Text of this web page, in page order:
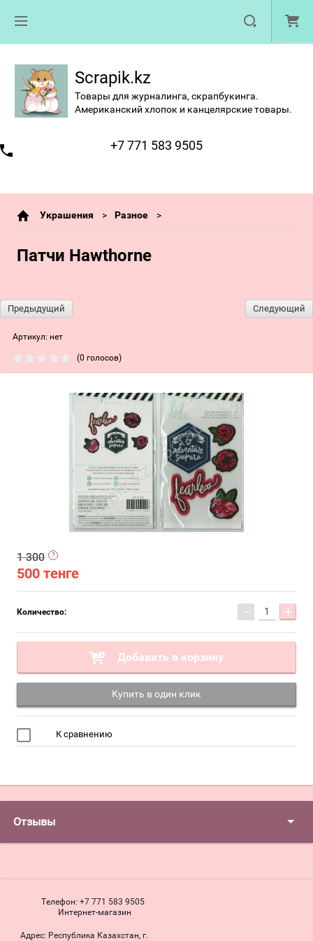
Scrapik.kz
Товары для журналинга, скрапбукинга.
Американский хлопок и канцелярские товары.
+7 771 583 9505
Украшения Разное
Патчи Hawthorne
Предыдущий Следующий
Артикул: нет
(0 голосов)
1 300
500 тенге
Количество: − +
Добавить в корзину
Купить в один клик
К сравнению
Отзывы
Телефон: +7 771 583 9505
Интернет-магазин
Адрес: Республика Казахстан, г.